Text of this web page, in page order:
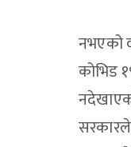
नभएको
कोभिड